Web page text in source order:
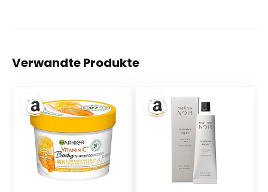
Verwandte Produkte